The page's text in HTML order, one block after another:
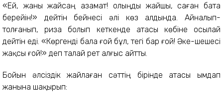
«Ей, жаны жайсаң азамат! Қолыңды жайшы, саған бата
берейін!» дейтін бейнесі әлі көз алдында. Айналып-
толғанып, риза болып кеткенде атасы көбіне осылай
дейтін еді. «Көргенді бала ғой бұл, тегі бар ғой! Әке-шешесі
жақсы ғой!» деп талай рет алғыс айтты.
Бойын әлсіздік жайлаған сәттің бірінде атасы ымдап
жанына шақырып: